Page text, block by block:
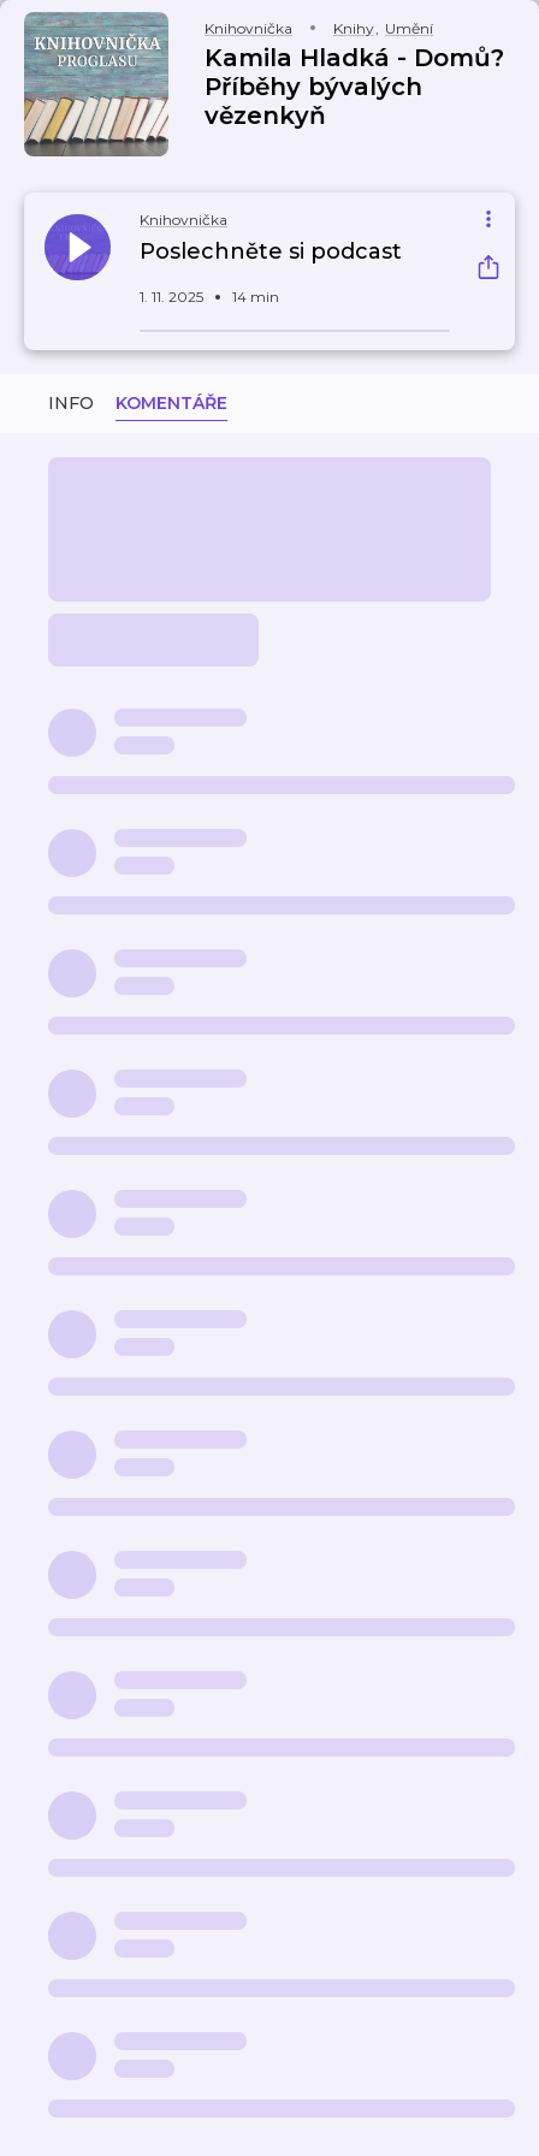
Knihovnička Knihy, Umění
Kamila Hladká - Domů?
Příběhy bývalých
vězenkyň
Knihovnička
Poslechněte si podcast
1. 11. 2025 14 min
INFO KOMENTÁŘE